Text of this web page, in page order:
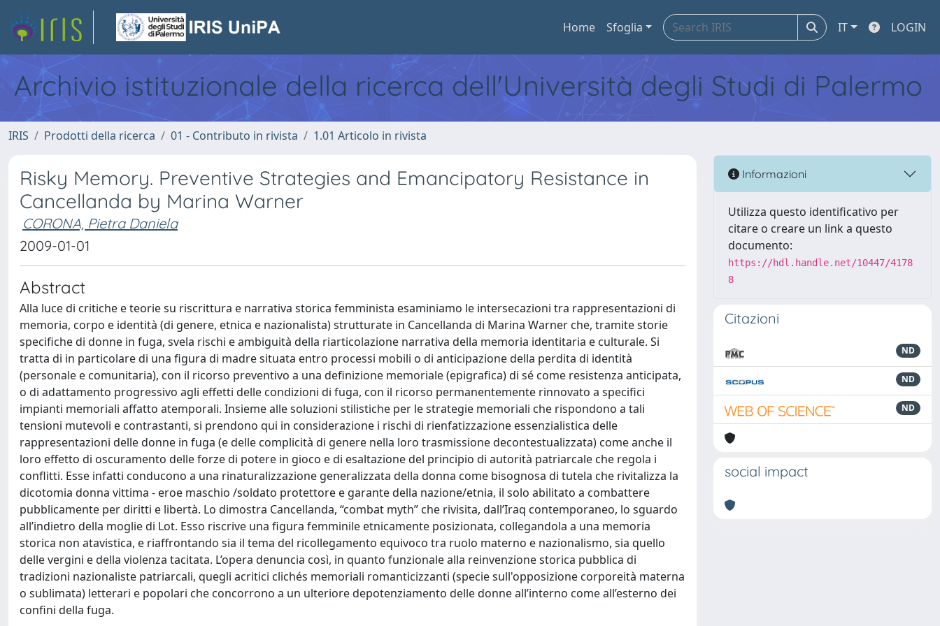
Home Sfoglia IT LOGIN
Archivio istituzionale della ricerca dell'Università degli Studi di Palermo
IRIS Prodotti della ricerca 01 - Contributo in rivista 1.01 Articolo in rivista
Risky Memory. Preventive Strategies and Emancipatory Resistance in
Cancellanda by Marina Warner
CORONA, Pietra Daniela
2009-01-01
Abstract
Alla luce di critiche e teorie su riscrittura e narrativa storica femminista esaminiamo le intersecazioni tra rappresentazioni di
memoria, corpo e identità (di genere, etnica e nazionalista) strutturate in Cancellanda di Marina Warner che, tramite storie
specifiche di donne in fuga, svela rischi e ambiguità della riarticolazione narrativa della memoria identitaria e culturale. Si
tratta di in particolare di una figura di madre situata entro processi mobili o di anticipazione della perdita di identità
(personale e comunitaria), con il ricorso preventivo a una definizione memoriale (epigrafica) di sé come resistenza anticipata,
o di adattamento progressivo agli effetti delle condizioni di fuga, con il ricorso permanentemente rinnovato a specifici
impianti memoriali affatto atemporali. Insieme alle soluzioni stilistiche per le strategie memoriali che rispondono a tali
tensioni mutevoli e contrastanti, si prendono qui in considerazione i rischi di rienfatizzazione essenzialistica delle
rappresentazioni delle donne in fuga (e delle complicità di genere nella loro trasmissione decontestualizzata) come anche il
loro effetto di oscuramento delle forze di potere in gioco e di esaltazione del principio di autorità patriarcale che regola i
conflitti. Esse infatti conducono a una rinaturalizzazione generalizzata della donna come bisognosa di tutela che rivitalizza la
dicotomia donna vittima - eroe maschio /soldato protettore e garante della nazione/etnia, il solo abilitato a combattere
pubblicamente per diritti e libertà. Lo dimostra Cancellanda, “combat myth” che rivisita, dall’Iraq contemporaneo, lo sguardo
all’indietro della moglie di Lot. Esso riscrive una figura femminile etnicamente posizionata, collegandola a una memoria
storica non atavistica, e riaffrontando sia il tema del ricollegamento equivoco tra ruolo materno e nazionalismo, sia quello
delle vergini e della violenza tacitata. L’opera denuncia così, in quanto funzionale alla reinvenzione storica pubblica di
tradizioni nazionaliste patriarcali, quegli acritici clichés memoriali romanticizzanti (specie sull'opposizione corporeità materna
o sublimata) letterari e popolari che concorrono a un ulteriore depotenziamento delle donne all’interno come all’esterno dei
confini della fuga.
Informazioni
Utilizza questo identificativo per
citare o creare un link a questo
documento:
https://hdl.handle.net/10447/4178
8
Citazioni
ND
ND
ND
social impact